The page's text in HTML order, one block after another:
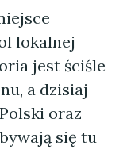
lokalnej
jest ściśle
a dzisiaj
oraz
się tu